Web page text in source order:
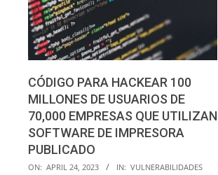
CÓDIGO PARA HACKEAR 100
MILLONES DE USUARIOS DE
70,000 EMPRESAS QUE UTILIZAN
SOFTWARE DE IMPRESORA
PUBLICADO
2023-
ON: APRIL 24, 2023 IN: VULNERABILIDADES